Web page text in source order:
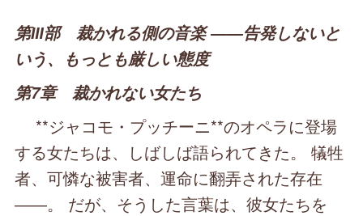
第Ⅲ部 裁かれる側の音楽 ――告発しないと
いう、もっとも厳しい態度
第7章 裁かれない女たち
**ジャコモ・プッチーニ**のオペラに登場
する女たちは、しばしば語られてきた。 犠牲
者、可憐な被害者、運命に翻弄された存在
――。 だが、そうした言葉は、彼女たちを